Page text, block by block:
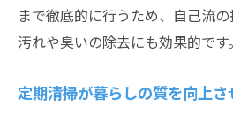
まで徹底的に行うため、自己流
汚れや臭いの除去にも効果的です。
定期清掃が暮らしの質を向上さ